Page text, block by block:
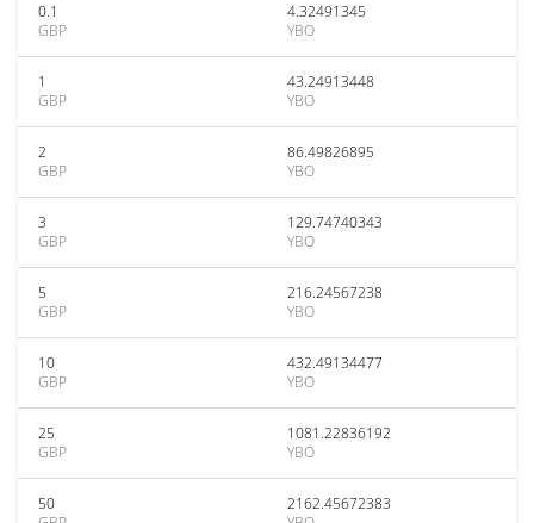
0.1
GBP
4.32491345
YBO
1
GBP
43.24913448
YBO
2
GBP
86.49826895
YBO
3
GBP
129.74740343
YBO
5
GBP
216.24567238
YBO
10
GBP
432.49134477
YBO
25
GBP
1081.22836192
YBO
50
2162.45672383